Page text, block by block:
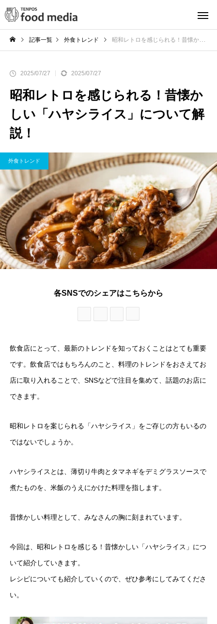
記事一覧 外食トレンド 昭和レトロを感じられる！昔懐かしい「ハヤシライス」について解説！
2025/07/27 2025/07/27
昭和レトロを感じられる！昔懐か
しい「ハヤシライス」について解
説！
外食トレンド
各SNSでのシェアはこちらから
飲食店にとって、最新のトレンドを知っておくことはとても重要
です。飲食店ではもちろんのこと、料理のトレンドをおさえてお
店に取り入れることで、SNSなどで注目を集めて、話題のお店に
できます。
昭和レトロを案じられる「ハヤシライス」をご存じの方もいるの
ではないでしょうか。
ハヤシライスとは、薄切り牛肉とタマネギをデミグラスソースで
煮たものを、米飯のうえにかけた料理を指します。
昔懐かしい料理として、みなさんの胸に刻まれています。
今回は、昭和レトロを感じる！昔懐かしい「ハヤシライス」につ
いて紹介していきます。
レシピについても紹介していくので、ぜひ参考にしてみてくださ
い。